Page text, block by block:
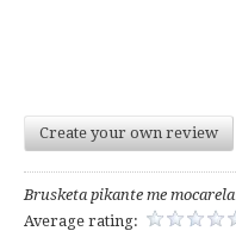
Create your own review
Brusketa pikante me mocarela
Average rating: